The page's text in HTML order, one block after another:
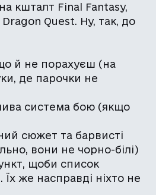
кшталт Final Fantasy,
Quest. Ну, так, до
й не порахуєш (на
де парочки не
система бою (якщо
сюжет та барвисті
вони не чорно-білі)
щоби список
же насправді ніхто не